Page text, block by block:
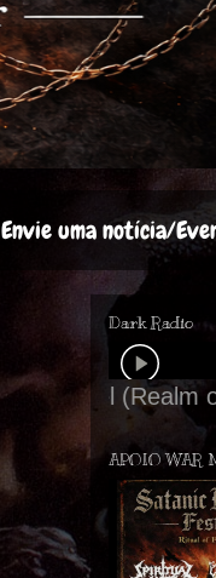
Envie uma notícia/
Dark Radio
APOIO WAR